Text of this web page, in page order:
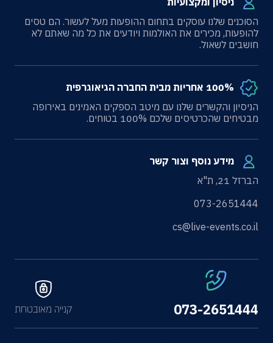
הסוכנים שלנו עוסקים בתחום ההופעות מעל לעשור. הם טסים
להופעות, מכירים את האולמות ויודעים את כל מה שאתם לא
חושבים לשאול.
100% אחריות מבית החברה הגיאוגרפית
הניסיון והקשרים שלנו עם מיטב הספקים האמינים באירופה
מבטיחים שהכרטיסים שלכם 100% בטוחים.
מידע נוסף וצור קשר
הברזל 21, ת"א
073-2651444
cs@live-events.co.il
073-2651444 קנייה מאובטחת